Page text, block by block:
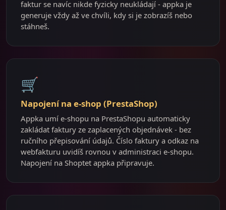
faktur se navíc nikde fyzicky neukládají - appka je
generuje vždy až ve chvíli, kdy si je zobrazíš nebo
stáhneš.
🛒
Napojení na e-shop (PrestaShop)
Appka umí e-shopu na PrestaShopu automaticky
zakládat faktury ze zaplacených objednávek - bez
ručního přepisování údajů. Číslo faktury a odkaz na
webfakturu uvidíš rovnou v administraci e-shopu.
Napojení na Shoptet appka připravuje.